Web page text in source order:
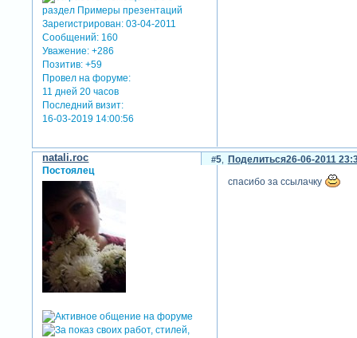
Зарегистрирован: 03-04-2011
Сообщений: 160
Уважение: +286
Позитив: +59
Провел на форуме:
11 дней 20 часов
Последний визит:
16-03-2019 14:00:56
Поделиться
5 26-06-2011
natali.roc
Постоялец
спасибо за ссылачку